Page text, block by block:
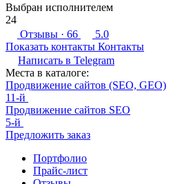
Выбран исполнителем
24
Отзывы · 66
5.0
Показать контакты Контакты
Написать в Telegram
Места в каталоге:
Продвижение сайтов (SEO, GEO)
11-й
Продвижение сайтов SEO
5-й
Предложить заказ
Портфолио
Прайс-лист